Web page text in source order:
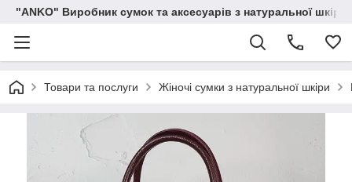
"ANKO" Виробник сумок та аксесуарів з натуральної шкіри.
Товари та послуги Жіночі сумки з натуральної шкіри